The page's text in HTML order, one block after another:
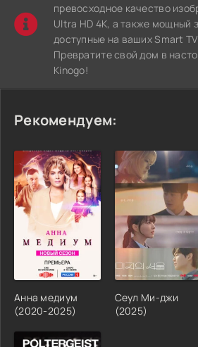
превосходное качество
Ultra HD 4K, а также мощный
доступные на ваших Smart TV
Превратите свой дом в
Kinogo!
Рекомендуем:
Анна медиум
(2020-2025)
Сеул Ми-джи
(2025)